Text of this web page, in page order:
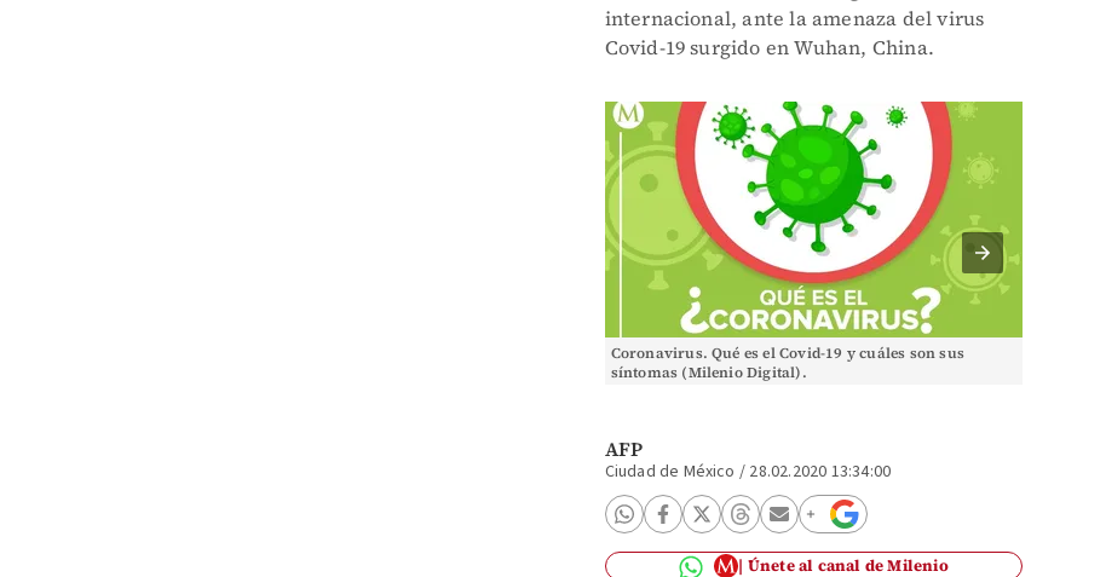
internacional, ante la amenaza del virus
Covid-19 surgido en Wuhan, China.
Coronavirus. Qué es el Covid-19 y cuáles son sus
síntomas (Milenio Digital).
AFP
Ciudad de México / 28.02.2020 13:34:00
Únete al canal de Milenio